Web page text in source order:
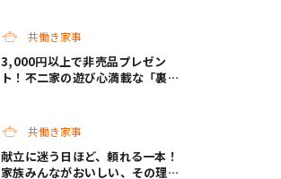
共働き家事
3,000円以上で非売品プレゼン
ト！不二家の遊び心満載な「裏不
共働き家事
献立に迷う日ほど、頼れる一本！
家族みんながおいしい、その理由